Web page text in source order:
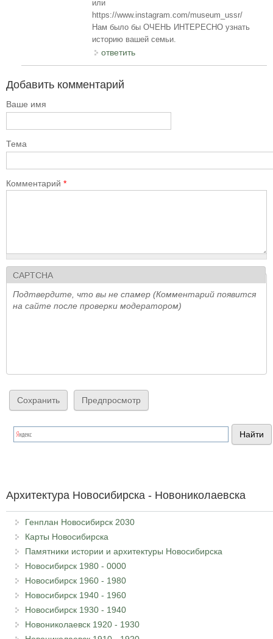
или
https://www.instagram.com/museum_ussr/
Нам было бы ОЧЕНЬ ИНТЕРЕСНО узнать
историю вашей семьи.
ответить
Добавить комментарий
Ваше имя
Тема
Комментарий *
CAPTCHA
Подтвердите, что вы не спамер (Комментарий появится
на сайте после проверки модератором)
Архитектура Новосибирска - Новониколаевска
Генплан Новосибирск 2030
Карты Новосибирска
Памятники истории и архитектуры Новосибирска
Новосибирск 1980 - 0000
Новосибирск 1960 - 1980
Новосибирск 1940 - 1960
Новосибирск 1930 - 1940
Новониколаевск 1920 - 1930